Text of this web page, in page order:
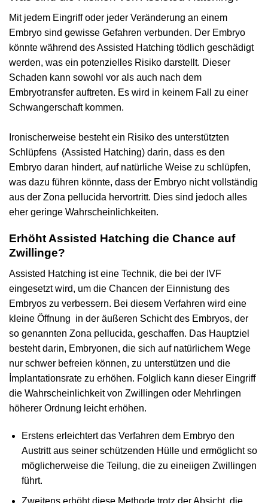
Mit jedem Eingriff oder jeder Veränderung an einem
Embryo sind gewisse Gefahren verbunden. Der Embryo
könnte während des Assisted Hatching tödlich geschädigt
werden, was ein potenzielles Risiko darstellt. Dieser
Schaden kann sowohl vor als auch nach dem
Embryotransfer auftreten. Es wird in keinem Fall zu einer
Schwangerschaft kommen.
Ironischerweise besteht ein Risiko des unterstützten
Schlüpfens (Assisted Hatching) darin, dass es den
Embryo daran hindert, auf natürliche Weise zu schlüpfen,
was dazu führen könnte, dass der Embryo nicht vollständig
aus der Zona pellucida hervortritt. Dies sind jedoch alles
eher geringe Wahrscheinlichkeiten.
Erhöht Assisted Hatching die Chance auf
Zwillinge?
Assisted Hatching ist eine Technik, die bei der IVF
eingesetzt wird, um die Chancen der Einnistung des
Embryos zu verbessern. Bei diesem Verfahren wird eine
kleine Öffnung in der äußeren Schicht des Embryos, der
so genannten Zona pellucida, geschaffen. Das Hauptziel
besteht darin, Embryonen, die sich auf natürlichem Wege
nur schwer befreien können, zu unterstützen und die
İmplantationsrate zu erhöhen. Folglich kann dieser Eingriff
die Wahrscheinlichkeit von Zwillingen oder Mehrlingen
höherer Ordnung leicht erhöhen.
Erstens erleichtert das Verfahren dem Embryo den
Austritt aus seiner schützenden Hülle und ermöglicht so
möglicherweise die Teilung, die zu eineiigen Zwillingen
führt.